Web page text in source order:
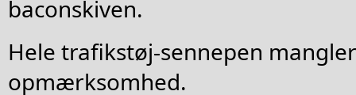
baconskiven.
Hele trafikstøj-sennepen
opmærksomhed.